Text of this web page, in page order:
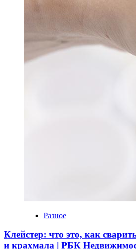
Разное
Клейстер: что это, как
и крахмала | РБК